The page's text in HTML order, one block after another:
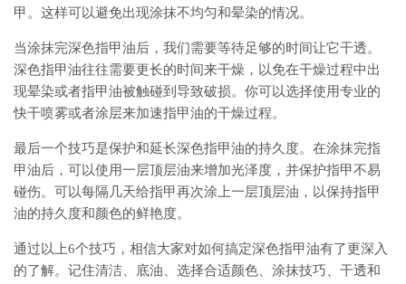
甲。这样可以避免出现涂抹不均匀和晕染的情况。
当涂抹完深色指甲油后，我们需要等待足够的时间让它干透。
深色指甲油往往需要更长的时间来干燥，以免在干燥过程中出
现晕染或者指甲油被触碰到导致破损。你可以选择使用专业的
快干喷雾或者涂层来加速指甲油的干燥过程。
最后一个技巧是保护和延长深色指甲油的持久度。在涂抹完指
甲油后，可以使用一层顶层油来增加光泽度，并保护指甲不易
碰伤。可以每隔几天给指甲再次涂上一层顶层油，以保持指甲
油的持久度和颜色的鲜艳度。
通过以上6个技巧，相信大家对如何搞定深色指甲油有了更深入
的了解。记住清洁、底油、选择合适颜色、涂抹技巧、干透和